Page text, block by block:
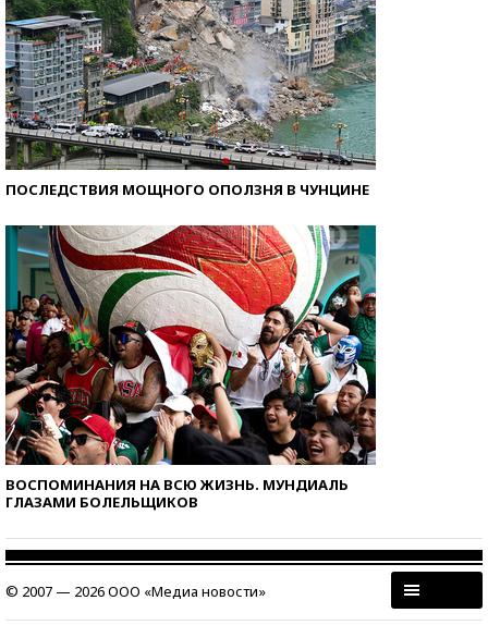
ПОСЛЕДСТВИЯ МОЩНОГО ОПОЛЗНЯ В ЧУНЦИНЕ
ВОСПОМИНАНИЯ НА ВСЮ ЖИЗНЬ. МУНДИАЛЬ
ГЛАЗАМИ БОЛЕЛЬЩИКОВ
© 2007 — 2026 ООО «Медиа новости»